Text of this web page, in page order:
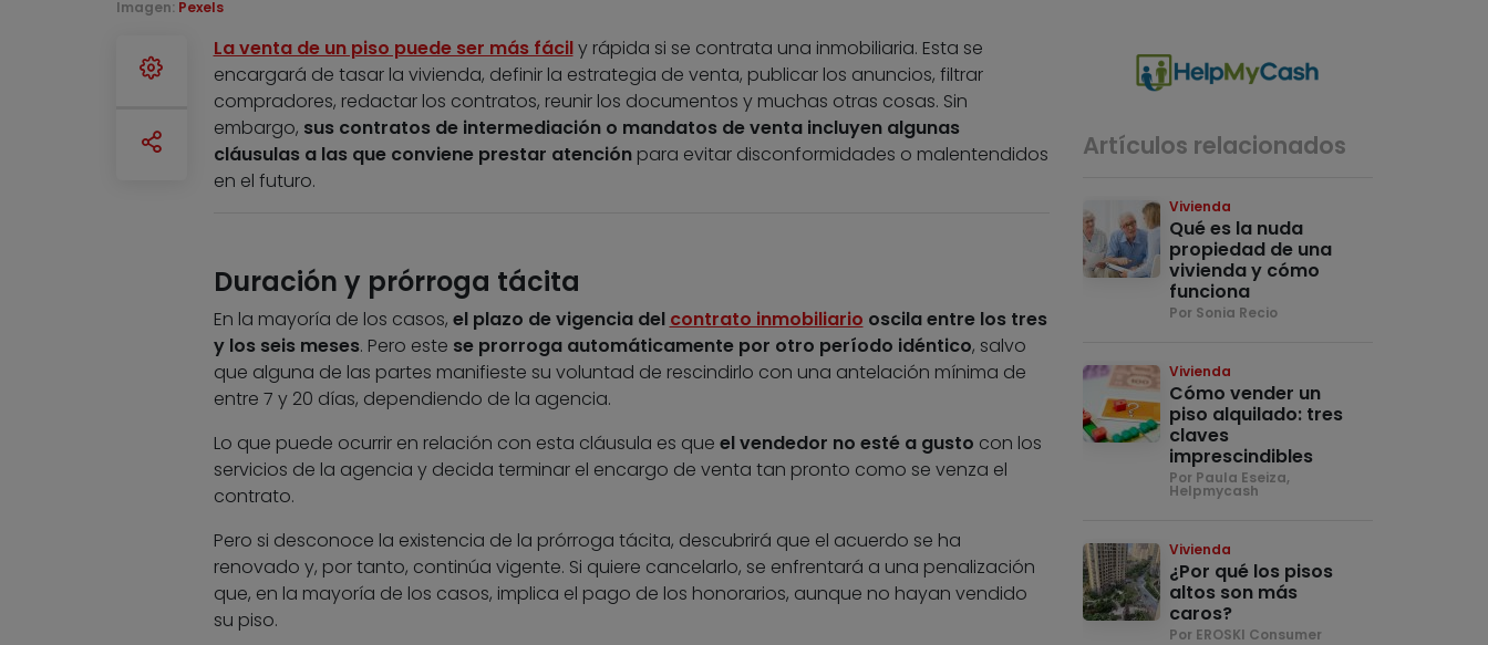
Imagen: Pexels
La venta de un piso puede ser más fácily rápida si se contrata una inmobiliaria. Esta se
encargará de tasar la vivienda, definir la estrategia de venta, publicar los anuncios, filtrar
compradores, redactar los contratos, reunir los documentos y muchas otras cosas. Sin
embargo, sus contratos de intermediación o mandatos de venta incluyen algunas
cláusulas a las que conviene prestar atenciónpara evitar disconformidades o malentendidos
en el futuro.
Duración y prórroga tácita
En la mayoría de los casos, el plazo de vigencia del contrato inmobiliario oscila entre los tres
y los seis meses. Pero este se prorroga automáticamente por otro período idéntico, salvo
que alguna de las partes manifieste su voluntad de rescindirlo con una antelación mínima de
entre 7 y 20 días, dependiendo de la agencia.
Lo que puede ocurrir en relación con esta cláusula es que el vendedor no esté a gusto con los
servicios de la agencia y decida terminar el encargo de venta tan pronto como se venza el
contrato.
Pero si desconoce la existencia de la prórroga tácita, descubrirá que el acuerdo se ha
renovado y, por tanto, continúa vigente. Si quiere cancelarlo, se enfrentará a una penalización
que, en la mayoría de los casos, implica el pago de los honorarios, aunque no hayan vendido
su piso.
Artículos relacionados
Vivienda
Qué es la nuda
propiedad de una
vivienda y cómo
funciona
Por Sonia Recio
Vivienda
Cómo vender un
piso alquilado: tres
claves
imprescindibles
Por Paula Eseiza,
Helpmycash
Vivienda
¿Por qué los pisos
altos son más
caros?
Por EROSKI Consumer